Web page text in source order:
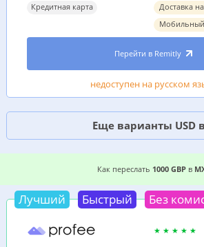
Кредитная карта
Доставка
Перейти в Remitly
недоступен на русском
Еще варианты USD
7 ВЫГОДНЫХ СПОСОБОВ,
Как переслать 1000 GBPв
Лучший Быстрый Без